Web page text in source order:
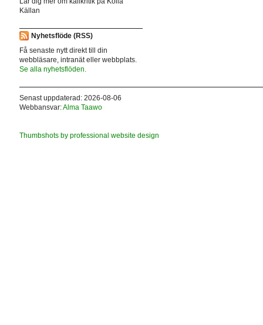
Källan
Nyhetsflöde (RSS)
Få senaste nytt direkt till din
webbläsare, intranät eller webbplats.
Se alla nyhetsflöden.
Senast uppdaterad: 2026-08-06
Webbansvar:Alma Taawo
Thumbshots by professional website design